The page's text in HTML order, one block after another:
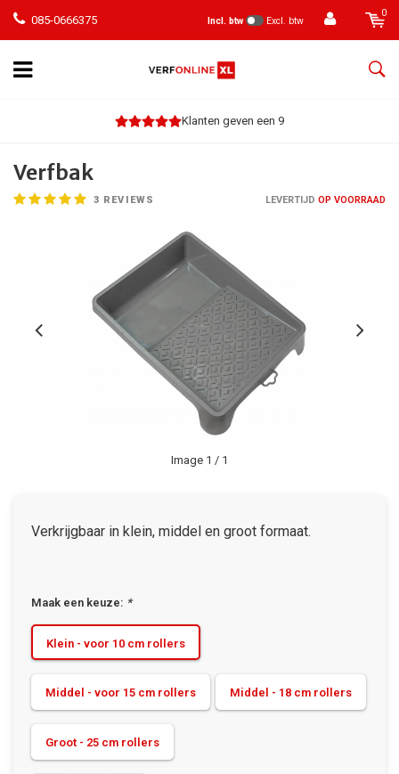
085-0666375 Incl. btw Excl. btw
0
Klanten geven een 9
Verfbak
3 REVIEWS LEVERTIJD OP VOORRAAD
Image 1 / 1
Verkrijgbaar in klein, middel en groot formaat.
Maak een keuze: *
Klein - voor 10 cm rollers
Middel - voor 15 cm rollers Middel - 18 cm rollers
Groot - 25 cm rollers